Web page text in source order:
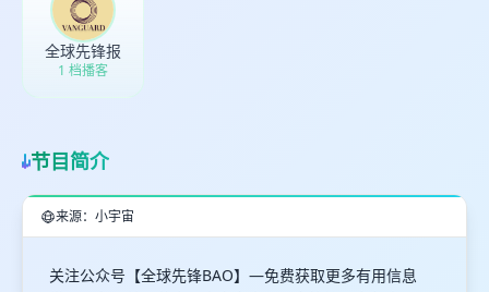
全球先锋报
1 档播客
节目简介
来源：小宇宙
关注公众号【全球先锋BAO】—免费获取更多有用信息